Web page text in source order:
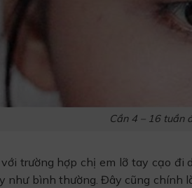
Cần 4 – 16 tuần
trường hợp chị em lỡ tay cạo đi
như bình thường. Đây cũng chính